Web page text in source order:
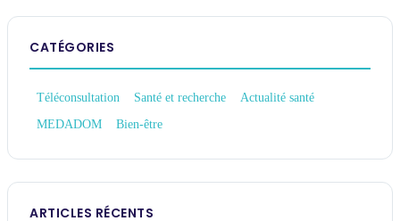
CATÉGORIES
Téléconsultation Santé et recherche
Actualité santé
MEDADOM
Bien-être
ARTICLES RÉCENTS